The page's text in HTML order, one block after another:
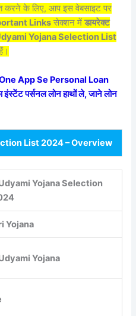
करने के लिए, आप इस वेबसाइट पर
Links सेक्शन मेंडायरेक्ट
Yojana Selection List
App Se Personal Loan
पर्सनल लोन हाथों ले, जाने लोन
List 2024 – Overview
Yojana Selection
Yojana
Yojana